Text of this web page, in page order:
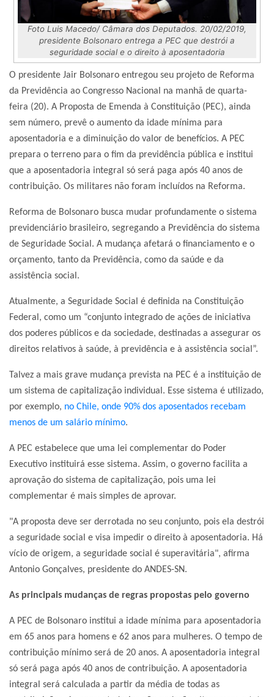
Foto Luis Macedo/ Câmara dos Deputados. 20/02/2019,
presidente Bolsonaro entrega a PEC que destrói a
seguridade social e o direito à aposentadoria
O presidente Jair Bolsonaro entregou seu projeto de Reforma
da Previdência ao Congresso Nacional na manhã de quarta-
feira (20). A Proposta de Emenda à Constituição (PEC), ainda
sem número, prevê o aumento da idade mínima para
aposentadoria e a diminuição do valor de benefícios. A PEC
prepara o terreno para o fim da previdência pública e institui
que a aposentadoria integral só será paga após 40 anos de
contribuição. Os militares não foram incluídos na Reforma.
Reforma de Bolsonaro busca mudar profundamente o sistema
previdenciário brasileiro, segregando a Previdência do sistema
de Seguridade Social. A mudança afetará o financiamento e o
orçamento, tanto da Previdência, como da saúde e da
assistência social.
Atualmente, a Seguridade Social é definida na Constituição
Federal, como um “conjunto integrado de ações de iniciativa
dos poderes públicos e da sociedade, destinadas a assegurar os
direitos relativos à saúde, à previdência e à assistência social”.
Talvez a mais grave mudança prevista na PEC é a instituição de
um sistema de capitalização individual. Esse sistema é utilizado,
por exemplo, no Chile, onde 90% dos aposentados recebam
menos de um salário mínimo.
A PEC estabelece que uma lei complementar do Poder
Executivo instituirá esse sistema. Assim, o governo facilita a
aprovação do sistema de capitalização, pois uma lei
complementar é mais simples de aprovar.
"A proposta deve ser derrotada no seu conjunto, pois ela destrói
a seguridade social e visa impedir o direito à aposentadoria. Há
vício de origem, a seguridade social é superavitária", afirma
Antonio Gonçalves, presidente do ANDES-SN.
As principais mudanças de regras propostas pelo governo
A PEC de Bolsonaro institui a idade mínima para aposentadoria
em 65 anos para homens e 62 anos para mulheres. O tempo de
contribuição mínimo será de 20 anos. A aposentadoria integral
só será paga após 40 anos de contribuição. A aposentadoria
integral será calculada a partir da média de todas as